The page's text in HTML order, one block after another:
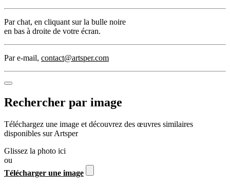
Par chat, en cliquant sur la bulle noire
en bas à droite de votre écran.
Par e-mail, contact@artsper.com
Rechercher par image
Téléchargez une image et découvrez des œuvres similaires
disponibles sur Artsper
Glissez la photo ici
ou
Télécharger une image